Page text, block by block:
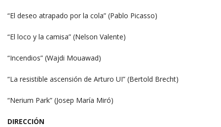
“El deseo atrapado por la cola” (Pablo Picasso)
“El loco y la camisa” (Nelson Valente)
“Incendios” (Wajdi Mouawad)
“La resistible ascensión de Arturo UI” (Bertold Brecht)
“Nerium Park” (Josep María Miró)
DIRECCIÓN